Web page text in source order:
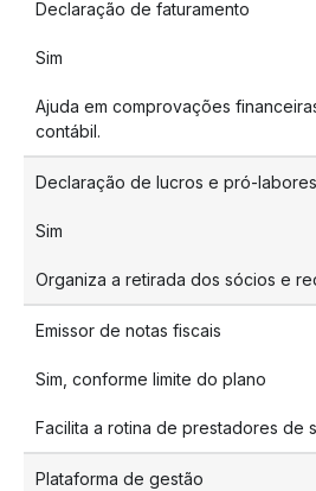
Declaração de faturamento
Sim
Ajuda em comprovações
contábil.
Declaração de lucros e pró-labores
Sim
Organiza a retirada dos sócios e
Emissor de notas fiscais
Sim, conforme limite do plano
Facilita a rotina de prestadores de
Plataforma de gestão